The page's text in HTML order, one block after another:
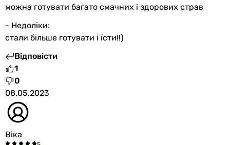
можна готувати багато смачних і здорових страв
- Недоліки:
стали більше готувати і їсти!!)
Відповісти
1
0
08.05.2023
Віка